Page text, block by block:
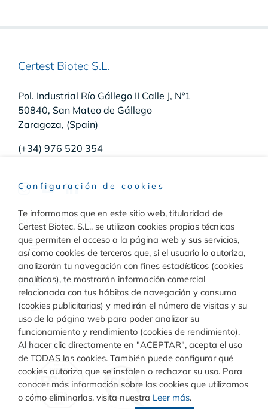
Certest Biotec S.L.
Pol. Industrial Río Gállego II Calle J, Nº1
50840, San Mateo de Gállego
Zaragoza, (Spain)
(+34) 976 520 354
Raw Materials
Toggle
Navigation
Materiales para inmunodiagnóstico
Materiales para diagnóstico molecular
Diagnóstico
Toggle
Navigation
Rapid Test
Turbilatex
Calidad
Configuración de cookies
Te informamos que en este sitio web, titularidad de
Certest Biotec, S.L., se utilizan cookies propias técnicas
que permiten el acceso a la página web y sus servicios,
así como cookies de terceros que, si el usuario lo autoriza,
analizarán tu navegación con fines estadísticos (cookies
analíticas), te mostrarán información comercial
relacionada con tus hábitos de navegación y consumo
(cookies publicitarias) y medirán el número de visitas y su
uso de la página web para poder analizar su
funcionamiento y rendimiento (cookies de rendimiento).
Al hacer clic directamente en "ACEPTAR", acepta el uso
de TODAS las cookies. También puede configurar qué
cookies autoriza que se instalen o rechazar su uso. Para
conocer más información sobre las cookies que utilizamos
o cómo eliminarlas, visita nuestra Leer más.